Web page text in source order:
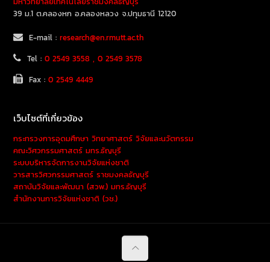
39 ม.1 ต.คลองหก อ.คลองหลวง จ.ปทุมธานี 12120
E-mail :research@en.rmutt.ac.th
Tel :0 2549 3558 , 0 2549 3578
Fax :0 2549 4449
เว็บไซต์ที่เกี่ยวข้อง
กระทรวงการอุดมศึกษา วิทยาศาสตร์ วิจัยและนวัตกรรม
คณะวิศวกรรมศาสตร์ มทร.ธัญบุรี
ระบบบริหารจัดการงานวิจัยแห่งชาติ
วารสารวิศวกรรมศาสตร์ ราชมงคลธัญบุรี
สถาบันวิจัยและพัฒนา (สวพ.) มทร.ธัญบุรี
สำนักงานการวิจัยแห่งชาติ (วช.)